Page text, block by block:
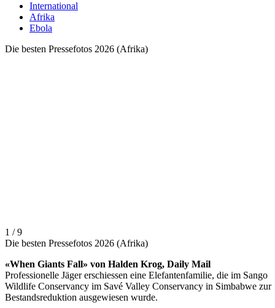
International
Afrika
Ebola
Die besten Pressefotos 2026 (Afrika)
1 / 9
Die besten Pressefotos 2026 (Afrika)
«When Giants Fall» von Halden Krog, Daily Mail
Professionelle Jäger erschiessen eine Elefantenfamilie, die im Sango
Wildlife Conservancy im Savé Valley Conservancy in Simbabwe zur
Bestandsreduktion ausgewiesen wurde.